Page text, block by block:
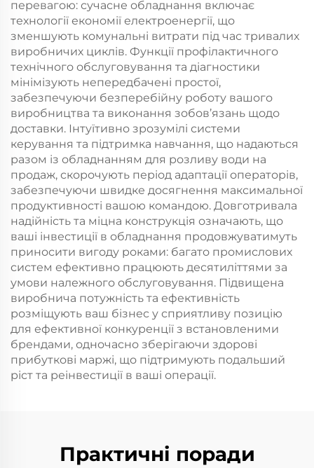
перевагою: сучасне обладнання включає
технології економії електроенергії, що
зменшують комунальні витрати під час тривалих
виробничих циклів. Функції профілактичного
технічного обслуговування та діагностики
мінімізують непередбачені простої,
забезпечуючи безперебійну роботу вашого
виробництва та виконання зобов’язань щодо
доставки. Інтуїтивно зрозумілі системи
керування та підтримка навчання, що надаються
разом із обладнанням для розливу води на
продаж, скорочують період адаптації операторів,
забезпечуючи швидке досягнення максимальної
продуктивності вашою командою. Довготривала
надійність та міцна конструкція означають, що
ваші інвестиції в обладнання продовжуватимуть
приносити вигоду роками: багато промислових
систем ефективно працюють десятиліттями за
умови належного обслуговування. Підвищена
виробнича потужність та ефективність
розміщують ваш бізнес у сприятливу позицію
для ефективної конкуренції з встановленими
брендами, одночасно зберігаючи здорові
прибуткові маржі, що підтримують подальший
ріст та реінвестиції в ваші операції.
Практичні поради